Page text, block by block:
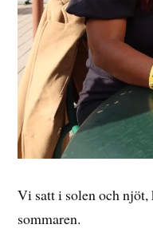
Vi satt i solen och njöt,
sommaren.